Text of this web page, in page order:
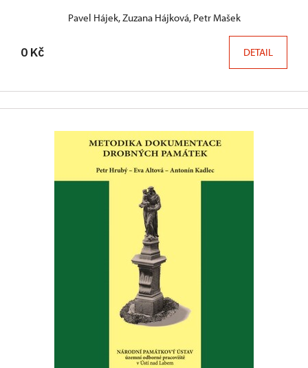
Pavel Hájek, Zuzana Hájková, Petr Mašek
0 Kč DETAIL